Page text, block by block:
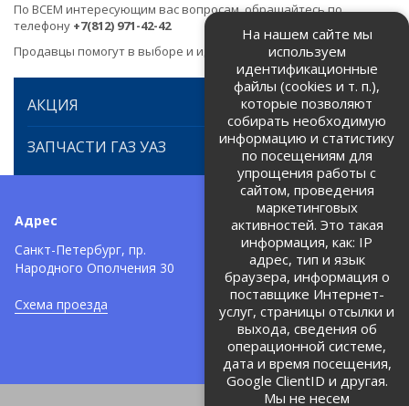
По ВСЕМ интересующим вас вопросам, обращайтесь по
телефону +7(812) 971-42-42
Продавцы помогут в выборе и идентификации товара.
АКЦИЯ
ЗАПЧАСТИ ГАЗ УАЗ
Адрес
Санкт-Петербург, пр.
Народного Ополчения 30
Схема проезда
Телефоны:
+7 (812) 971-42-42
Политика об обработке и
защите персональных данных
Соглашение на обработку
персональных данных
На нашем сайте мы
используем
идентификационные
файлы (cookies и т. п.),
которые позволяют
собирать необходимую
информацию и статистику
по посещениям для
упрощения работы с
сайтом, проведения
маркетинговых
активностей. Это такая
информация, как: IP
адрес, тип и язык
браузера, информация о
поставщике Интернет-
услуг, страницы отсылки и
выхода, сведения об
операционной системе,
дата и время посещения,
Google ClientID и другая.
Мы не несем